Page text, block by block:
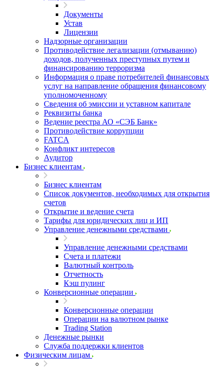
Документы
Устав
Лицензии
Надзорные организации
Противодействие легализации (отмыванию)
доходов, полученных преступных путем и
финансированию терроризма
Информация о праве потребителей финансовых
услуг на направление обращения финансовому
уполномоченному
Сведения об эмиссии и уставном капитале
Реквизиты банка
Ведение реестра АО «СЭБ Банк»
Противодействие коррупции
FATCA
Конфликт интересов
Аудитор
Бизнес клиентам
Бизнес клиентам
Список документов, необходимых для открытия
счетов
Открытие и ведение счета
Тарифы для юридических лиц и ИП
Управление денежными средствами
Управление денежными средствами
Счета и платежи
Валютный контроль
Отчетность
Кэш пулинг
Конверсионные операции
Конверсионные операции
Операции на валютном рынке
Trading Station
Денежные рынки
Служба поддержки клиентов
Физическим лицам